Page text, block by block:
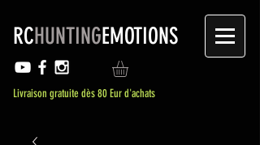
RCHUNTINGEMOTIONS
Livraison gratuite dès 80 Eur d'achats